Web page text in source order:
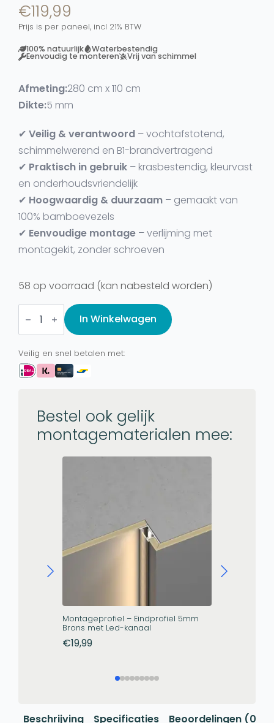
€119,99
Prijs is per paneel, incl 21% BTW
100% natuurlijk Waterbestendig
Eenvoudig te monteren Vrij van schimmel
Afmeting:280 cm x 110 cm
Dikte:5 mm
✔ Veilig & verantwoord – vochtafstotend,
schimmelwerend en B1-brandvertragend
✔ Praktisch in gebruik – krasbestendig, kleurvast
en onderhoudsvriendelijk
✔ Hoogwaardig & duurzaam – gemaakt van
100% bamboevezels
✔ Eenvoudige montage – verlijming met
montagekit, zonder schroeven
58 op voorraad (kan nabesteld worden)
Wandpaneel
Luxe
Leder,
Éternal
Leather
aantal
In Winkelwagen
Veilig en snel betalen met:
Bestel ook gelijk
montagematerialen mee:
Montageprofiel – Eindprofiel 5mm
Brons met Led-kanaal
€19,99
Beschrijving Specificaties Beoordelingen (0)